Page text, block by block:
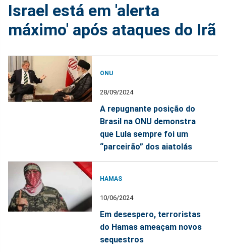
Israel está em 'alerta
máximo' após ataques do Irã
ONU
28/09/2024
A repugnante posição do
Brasil na ONU demonstra
que Lula sempre foi um
“parceirão” dos aiatolás
HAMAS
10/06/2024
Em desespero, terroristas
do Hamas ameaçam novos
sequestros